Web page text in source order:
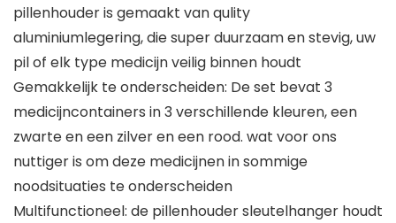
pillenhouder is gemaakt van qulity
aluminiumlegering, die super duurzaam en stevig, uw
pil of elk type medicijn veilig binnen houdt
Gemakkelijk te onderscheiden: De set bevat 3
medicijncontainers in 3 verschillende kleuren, een
zwarte en een zilver en een rood. wat voor ons
nuttiger is om deze medicijnen in sommige
noodsituaties te onderscheiden
Multifunctioneel: de pillenhouder sleutelhanger houdt